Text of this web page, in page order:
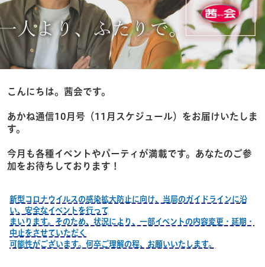
こんにちは。茜会です。
あかね通信10月号（11月スケジュール）をお届けいたしま
す。
今月も各種イベントやパーティが満載です。あなたのご参
加をお待ちしております！
新型コロナウイルスの感染拡大防止に向け、当局のガイドラインに沿
い、安全なイベントを行って
まいります。そのため、状況により、一部イベントの内容変更・延期・
中止をさせていただく
可能性がございます。何卒ご理解の程、お願いいたします。